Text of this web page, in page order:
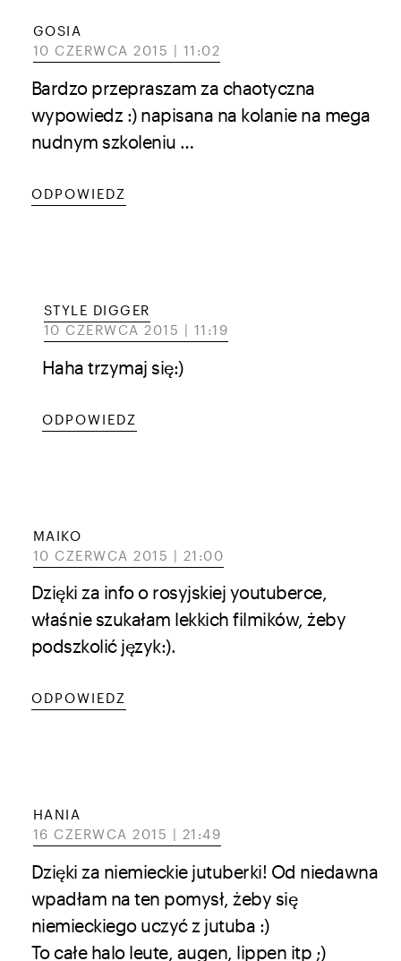
GOSIA
10 CZERWCA 2015 | 11:02
Bardzo przepraszam za chaotyczna
wypowiedz :) napisana na kolanie na mega
nudnym szkoleniu …
ODPOWIEDZ
STYLE DIGGER
10 CZERWCA 2015 | 11:19
Haha trzymaj się:)
ODPOWIEDZ
MAIKO
10 CZERWCA 2015 | 21:00
Dzięki za info o rosyjskiej youtuberce,
właśnie szukałam lekkich filmików, żeby
podszkolić język:).
ODPOWIEDZ
HANIA
16 CZERWCA 2015 | 21:49
Dzięki za niemieckie jutuberki! Od niedawna
wpadłam na ten pomysł, żeby się
niemieckiego uczyć z jutuba :)
To całe halo leute, augen, lippen itp ;)